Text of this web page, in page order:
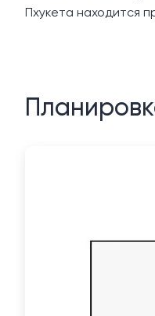
Пхукета находится